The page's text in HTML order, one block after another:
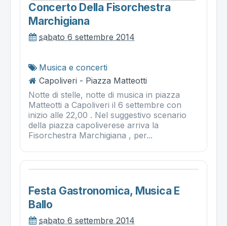
Concerto Della Fisorchestra
Marchigiana
sabato 6 settembre 2014
Musica e concerti
Capoliveri - Piazza Matteotti
Notte di stelle, notte di musica in piazza
Matteotti a Capoliveri il 6 settembre con
inizio alle 22,00 . Nel suggestivo scenario
della piazza capoliverese arriva la
Fisorchestra Marchigiana , per...
Festa Gastronomica, Musica E
Ballo
sabato 6 settembre 2014